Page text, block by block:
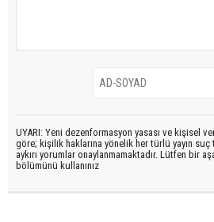
UYARI: Yeni dezenformasyon yasası ve kişisel
göre; kişilik haklarına yönelik her türlü yayın
aykırı yorumlar onaylanmamaktadır. Lütfen bir
bölümünü kullanınız